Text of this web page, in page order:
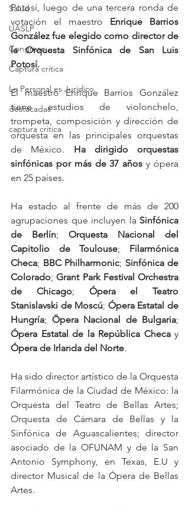
Salud
UASLP
Congreso
Captura critica
Lo Personal es Jurídico
destacadas
captura critica
Potosí, luego de una tercera ronda de
votación el maestro Enrique Barrios
González fue elegido como director de
la Orquesta Sinfónica de San Luis
Potosí.
El maestro Enrique Barrios González
tiene estudios de violonchelo,
trompeta, composición y dirección de
orquesta en las principales orquestas
de México. Ha dirigido orquestas
sinfónicas por más de 37 años y ópera
en 25 países.
Ha estado al frente de más de 200
agrupaciones que incluyen la Sinfónica
de Berlín; Orquesta Nacional del
Capitolio de Toulouse; Filarmónica
Checa; BBC Philharmonic; Sinfónica de
Colorado; Grant Park Festival Orchestra
de Chicago; Ópera el Teatro
Stanislavski de Moscú; Ópera Estatal de
Hungría; Öpera Nacional de Bulgaria
Ópera Estatal de la República Checa
Ópera de Irlanda del Norte.
Ha sido director artístico de la Orquesta
Filarmónica de la Ciudad de México: la
Orquesta del Teatro de Bellas Artes;
Orquesta de Cámara de Bellas y la
Sinfónica de Aguascalientes; director
asociado de la OFUNAM y de la San
Antonio Symphony, en Texas, E.U y
director Musical de la Ópera de Bellas
Artes.